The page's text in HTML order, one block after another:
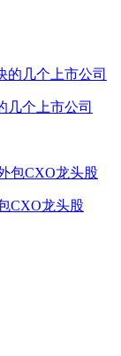
几个上市公司
CXO龙头股